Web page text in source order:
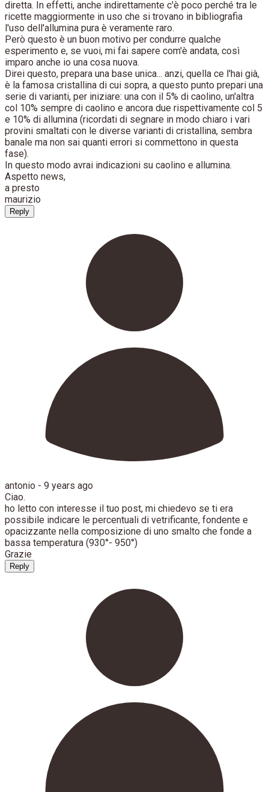
diretta. In effetti, anche indirettamente c'è poco perché tra le
ricette maggiormente in uso che si trovano in bibliografia
l'uso dell'allumina pura è veramente raro.
Però questo è un buon motivo per condurre qualche
esperimento e, se vuoi, mi fai sapere com'è andata, così
imparo anche io una cosa nuova.
Direi questo, prepara una base unica... anzi, quella ce l'hai già,
è la famosa cristallina di cui sopra, a questo punto prepari una
serie di varianti, per iniziare: una con il 5% di caolino, un'altra
col 10% sempre di caolino e ancora due rispettivamente col 5
e 10% di allumina (ricordati di segnare in modo chiaro i vari
provini smaltati con le diverse varianti di cristallina, sembra
banale ma non sai quanti errori si commettono in questa
fase).
In questo modo avrai indicazioni su caolino e allumina.
Aspetto news,
a presto
maurizio
Reply
antonio - 9 years ago
Ciao.
ho letto con interesse il tuo post, mi chiedevo se ti era
possibile indicare le percentuali di vetrificante, fondente e
opacizzante nella composizione di uno smalto che fonde a
bassa temperatura (930°- 950°)
Grazie
Reply